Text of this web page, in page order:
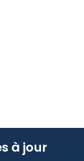
à jour